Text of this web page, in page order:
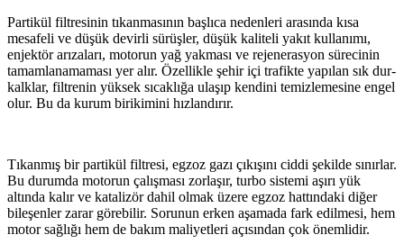
Partikül filtresinin tıkanmasının başlıca nedenleri arasında kısa
mesafeli ve düşük devirli sürüşler, düşük kaliteli yakıt kullanımı,
enjektör arızaları, motorun yağ yakması ve rejenerasyon sürecinin
tamamlanamaması yer alır. Özellikle şehir içi trafikte yapılan sık dur-
kalklar, filtrenin yüksek sıcaklığa ulaşıp kendini temizlemesine engel
olur. Bu da kurum birikimini hızlandırır.
Tıkanmış bir partikül filtresi, egzoz gazı çıkışını ciddi şekilde sınırlar.
Bu durumda motorun çalışması zorlaşır, turbo sistemi aşırı yük
altında kalır ve katalizör dahil olmak üzere egzoz hattındaki diğer
bileşenler zarar görebilir. Sorunun erken aşamada fark edilmesi, hem
motor sağlığı hem de bakım maliyetleri açısından çok önemlidir.